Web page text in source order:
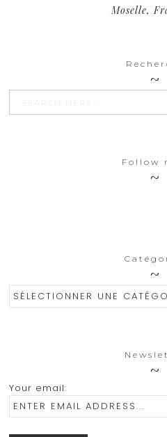
Moselle,
Search
Follow
Catégories
Your email: